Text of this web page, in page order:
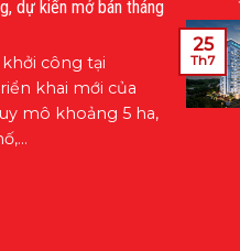
dự kiến mở bán tháng
công tại
khai mới của
mô khoảng 5 ha,
25
Th7